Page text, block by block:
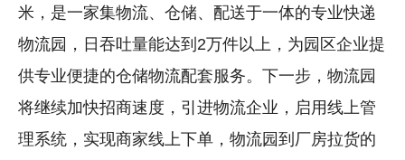
米，是一家集物流、仓储、配送于一体的专业快递
物流园，日吞吐量能达到2万件以上，为园区企业提
供专业便捷的仓储物流配套服务。下一步，物流园
将继续加快招商速度，引进物流企业，启用线上管
理系统，实现商家线上下单，物流园到厂房拉货的